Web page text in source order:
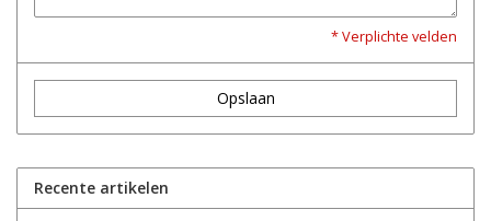
* Verplichte velden
Opslaan
Recente artikelen